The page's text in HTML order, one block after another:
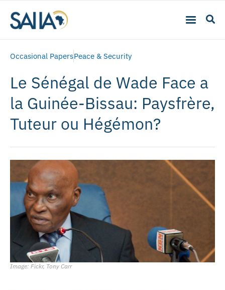
Occasional PapersPeace & Security
Le Sénégal de Wade Face a
la Guinée-Bissau: Paysfrère,
Tuteur ou Hégémon?
Image: Fickr, Tony Carr